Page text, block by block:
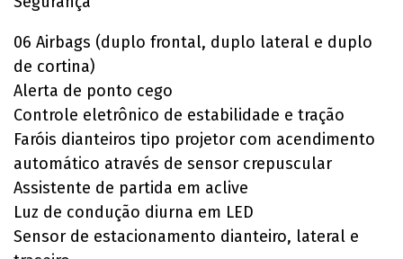
06 Airbags (duplo frontal, duplo lateral e duplo
de cortina)
Alerta de ponto cego
Controle eletrônico de estabilidade e tração
Faróis dianteiros tipo projetor com acendimento
automático através de sensor crepuscular
Assistente de partida em aclive
Luz de condução diurna em LED
Sensor de estacionamento dianteiro, lateral e